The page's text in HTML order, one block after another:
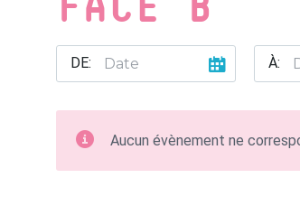
FACE B
DE: À:
Aucun évènement ne